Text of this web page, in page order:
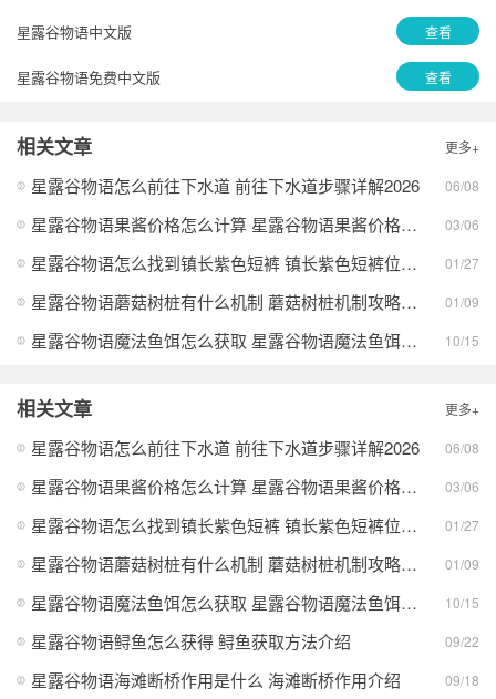
星露谷物语中文版 查看
星露谷物语免费中文版 查看
星露谷物语手机版中文版最新版
星露谷物语美化版汉化版 查看
星露谷物语美化自制版 查看
星露谷物语 查看
星露谷物语苹果版
相关文章 更多+
星露谷物语怎么前往下水道 前往下水道步骤详解2026 06/08
星露谷物语果酱价格怎么计算 星露谷物语果酱价格计算攻略 03/06
星露谷物语怎么找到镇长紫色短裤 镇长紫色短裤位置分享大全 01/27
星露谷物语蘑菇树桩有什么机制 蘑菇树桩机制攻略大全 01/09
星露谷物语魔法鱼饵怎么获取 星露谷物语魔法鱼饵获取方式 10/15
相关文章 更多+
星露谷物语怎么前往下水道 前往下水道步骤详解2026 06/08
星露谷物语果酱价格怎么计算 星露谷物语果酱价格计算攻略 03/06
星露谷物语怎么找到镇长紫色短裤 镇长紫色短裤位置分享大全 01/27
星露谷物语蘑菇树桩有什么机制 蘑菇树桩机制攻略大全 01/09
星露谷物语魔法鱼饵怎么获取 星露谷物语魔法鱼饵获取方式 10/15
星露谷物语鲟鱼怎么获得 鲟鱼获取方法介绍 09/22
星露谷物语海滩断桥作用是什么 海滩断桥作用介绍 09/18